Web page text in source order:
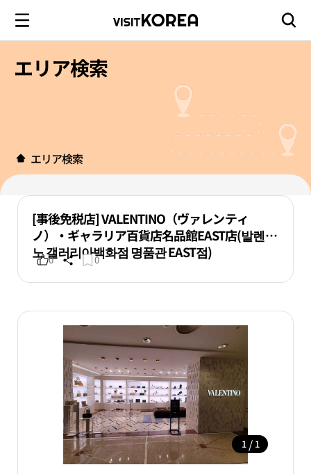
エリア検索
エリア検索
[事後免税店] VALENTINO（ヴァレンティ
ノ）・ギャラリア百貨店名品館EAST店(발렌티
노 갤러리아백화점 명품관 EAST점)
0 0
1 / 1